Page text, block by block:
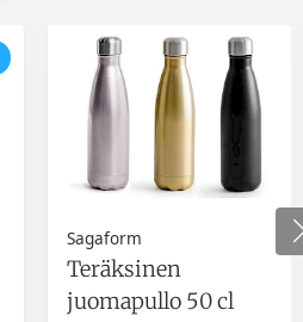
Sagaform
Teräksinen
juomapullo 50 cl